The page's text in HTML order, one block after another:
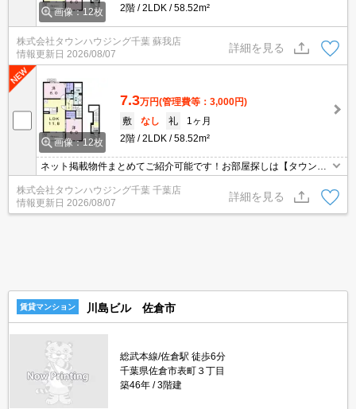
画像：12枚
2階
2LDK 58.52m²
株式会社タウンハウジング千葉 蘇我店
情報更新日 2026/08/07
詳細を見る
画像：12枚
7.3万円(管理費等：3,000円)
敷
なし 礼
1ヶ月
2階
2LDK 58.52m²
ネット掲載物件まとめてご紹介可能です！お部屋探しは【タウンハ
ウジング】にお任せください！※オンライン内見・現地待ち合わせ
は事前にご相談ください。
株式会社タウンハウジング千葉 千葉店
情報更新日 2026/08/07
詳細を見る
賃貸マンション 川島ビル 佐倉市
総武本線/佐倉駅 徒歩6分
千葉県佐倉市表町３丁目
築46年
3階建